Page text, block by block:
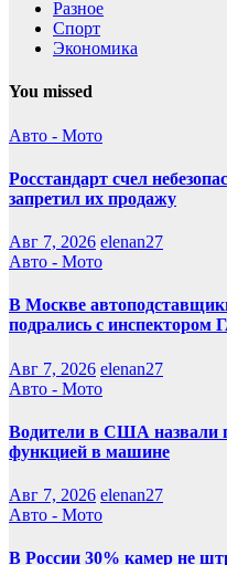
Разное
Спорт
Экономика
You missed
Авто - Мото
Росстандарт счел
запретил их продажу
Авг 7, 2026 elenan27
Авто - Мото
В Москве
подрались с инспектором
Авг 7, 2026 elenan27
Авто - Мото
Водители в США назвали
функцией в машине
Авг 7, 2026 elenan27
Авто - Мото
В России 30% камер не